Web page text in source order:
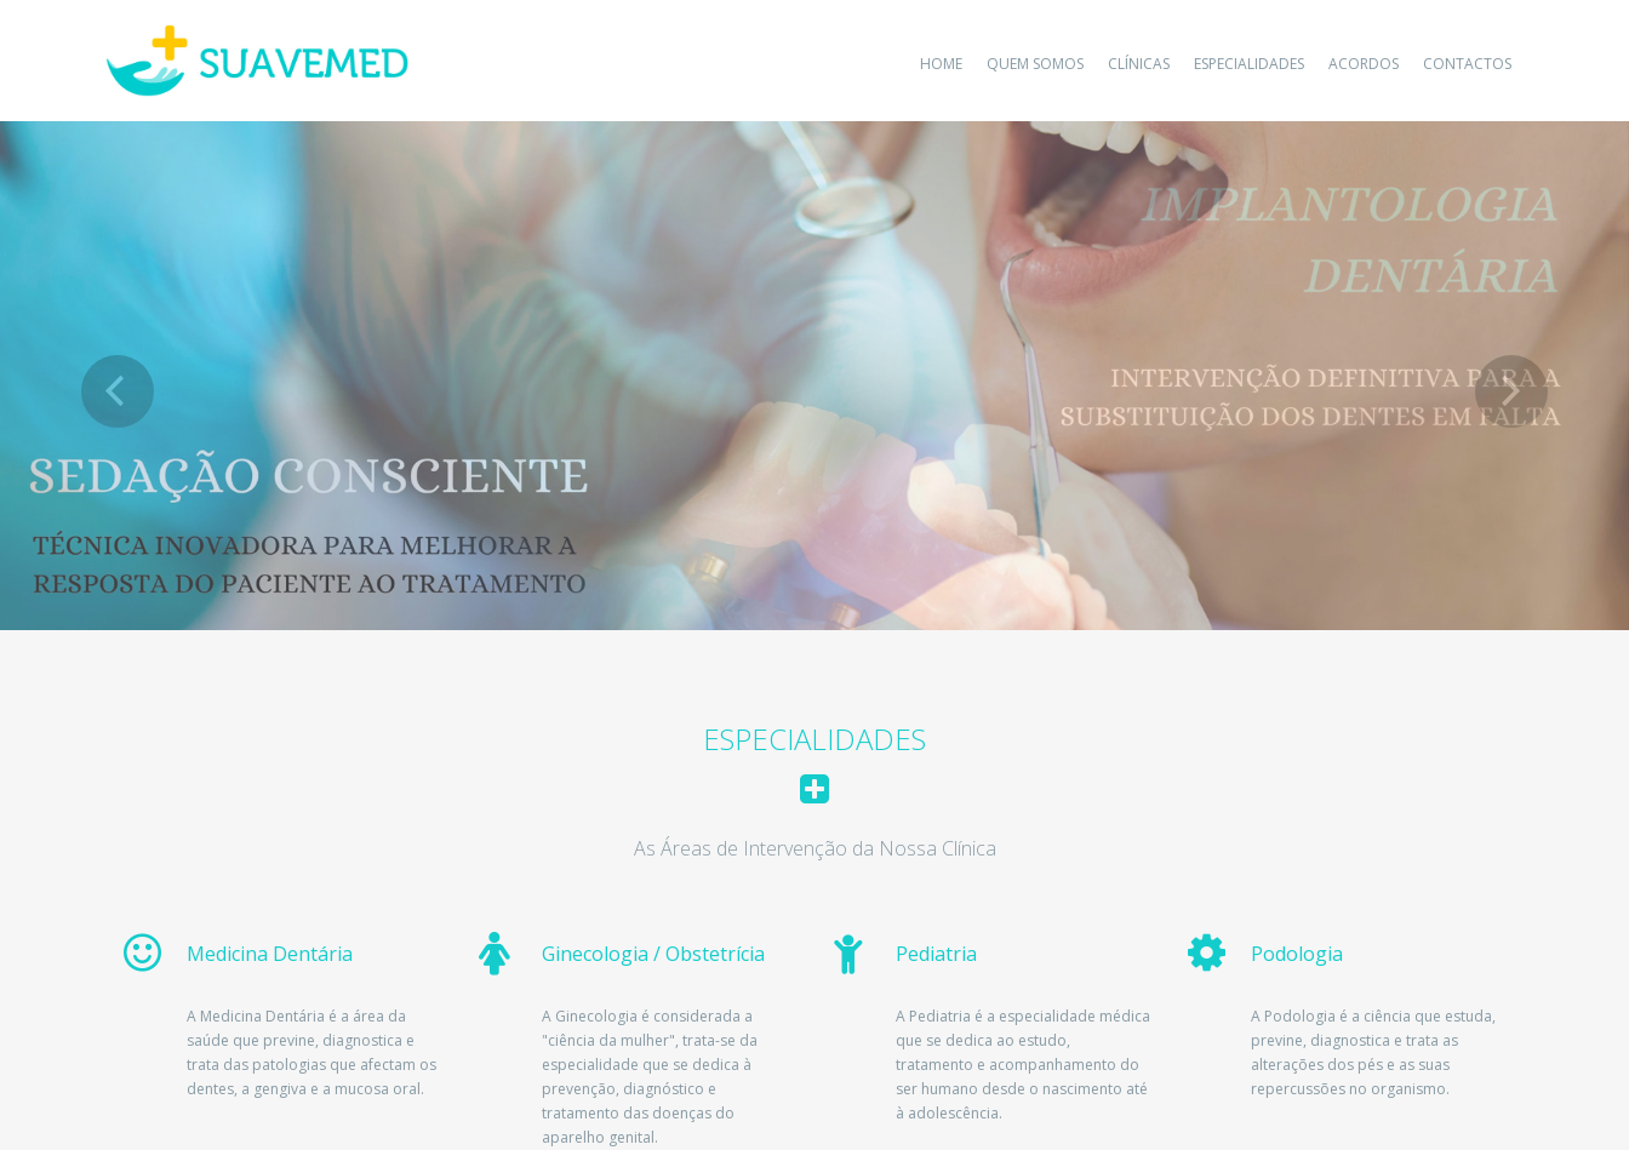
HOME QUEM SOMOS CLÍNICAS ESPECIALIDADES ACORDOS CONTACTOS
ESPECIALIDADES
As Áreas de Intervenção da Nossa Clínica
Medicina Dentária
A Medicina Dentária é a área da
saúde que previne, diagnostica e
trata das patologias que afectam os
dentes, a gengiva e a mucosa oral.
Ginecologia / Obstetrícia
A Ginecologia é considerada a
"ciência da mulher", trata-se da
especialidade que se dedica à
prevenção, diagnóstico e
tratamento das doenças do
aparelho genital.
Pediatria
A Pediatria é a especialidade médica
que se dedica ao estudo,
tratamento e acompanhamento do
ser humano desde o nascimento até
à adolescência.
Podologia
A Podologia é a ciência que estuda,
previne, diagnostica e trata as
alterações dos pés e as suas
repercussões no organismo.